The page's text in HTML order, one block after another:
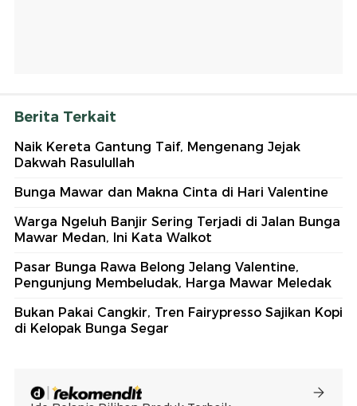
Berita Terkait
Naik Kereta Gantung Taif, Mengenang Jejak
Dakwah Rasulullah
Bunga Mawar dan Makna Cinta di Hari Valentine
Warga Ngeluh Banjir Sering Terjadi di Jalan Bunga
Mawar Medan, Ini Kata Walkot
Pasar Bunga Rawa Belong Jelang Valentine,
Pengunjung Membeludak, Harga Mawar Meledak
Bukan Pakai Cangkir, Tren Fairypresso Sajikan Kopi
di Kelopak Bunga Segar